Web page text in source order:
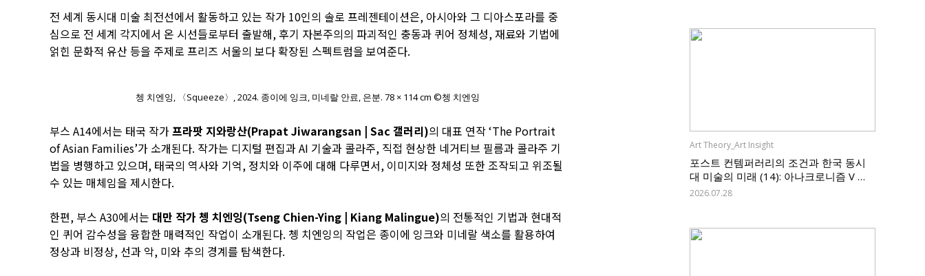
전 세계 동시대 미술 최전선에서 활동하고 있는 작가 10인의 솔로 프레젠테이션은, 아시아와 그 디아스포라를 중
심으로 전 세계 각지에서 온 시선들로부터 출발해, 후기 자본주의의 파괴적인 충동과 퀴어 정체성, 재료와 기법에
얽힌 문화적 유산 등을 주제로 프리즈 서울의 보다 확장된 스펙트럼을 보여준다.
쳉 치엔잉, 〈Squeeze〉, 2024. 종이에 잉크, 미네랄 안료, 은분. 78 × 114 cm ©쳉 치엔잉
부스 A14에서는 태국 작가프라팟 지와랑산(Prapat Jiwarangsan | Sac 갤러리)의 대표 연작 ‘The Portrait
of Asian Families’가 소개된다. 작가는 디지털 편집과 AI 기술과 콜라주, 직접 현상한 네거티브 필름과 콜라주 기
법을 병행하고 있으며, 태국의 역사와 기억, 정치와 이주에 대해 다루면서, 이미지와 정체성 또한 조작되고 위조될
수 있는 매체임을 제시한다.
한편, 부스 A30에서는 대만 작가 쳉 치엔잉(Tseng Chien-Ying | Kiang Malingue)의 전통적인 기법과 현대적
인 퀴어 감수성을 융합한 매력적인 작업이 소개된다. 쳉 치엔잉의 작업은 종이에 잉크와 미네랄 색소를 활용하여
정상과 비정상, 선과 악, 미와 추의 경계를 탐색한다.
Art Theory_Art Insight
포스트 컨템퍼러리의 조건과 한국 동시
대 미술의 미래 (14): 아나크로니즘 V —
한국 미술은 무엇을 남기고 무엇을 바꿀
2026.07.28